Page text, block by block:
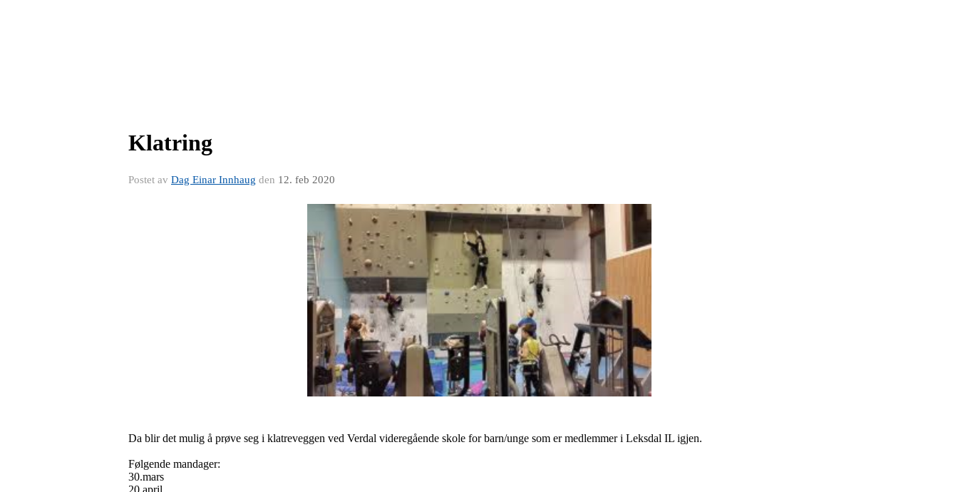
Klatring
Postet av Dag Einar Innhaug den 12. feb 2020
Da blir det mulig å prøve seg i klatreveggen ved Verdal videregående skole for barn/unge som er medlemmer i Leksdal IL igjen.
Følgende mandager:
30.mars
20.april